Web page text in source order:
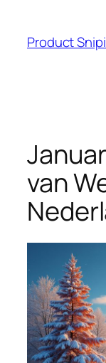
content
Product
van